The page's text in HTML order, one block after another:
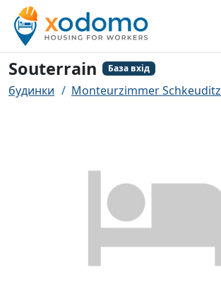
Souterrain База вхід
будинки Monteurzimmer Schkeuditz